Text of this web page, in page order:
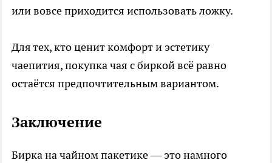
или вовсе приходится использовать ложку.
Для тех, кто ценит комфорт и эстетику
чаепития, покупка чая с биркой всё равно
остаётся предпочтительным вариантом.
Заключение
Бирка на чайном пакетике — это намного